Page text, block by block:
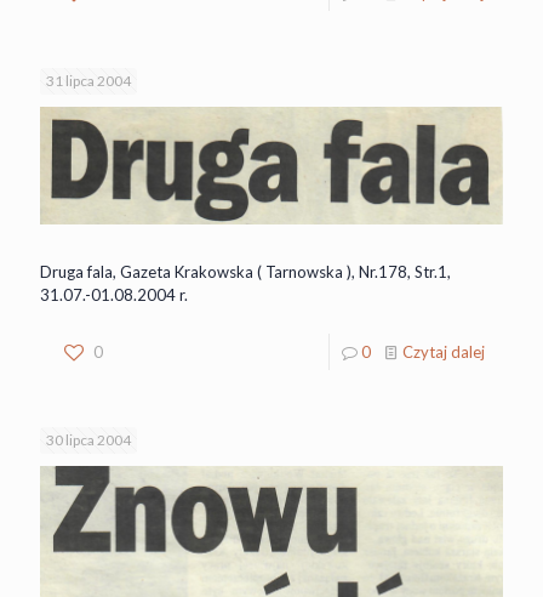
31 lipca 2004
Druga fala, Gazeta Krakowska ( Tarnowska ), Nr.178, Str.1,
31.07.-01.08.2004 r.
0 0 Czytaj dalej
30 lipca 2004